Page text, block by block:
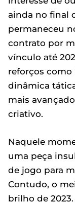
ainda no final
permaneceu
contrato por
vínculo até
reforços como
dinâmica
mais
criativo.
Naquele
uma peça
de jogo para
Contudo, o
brilho de